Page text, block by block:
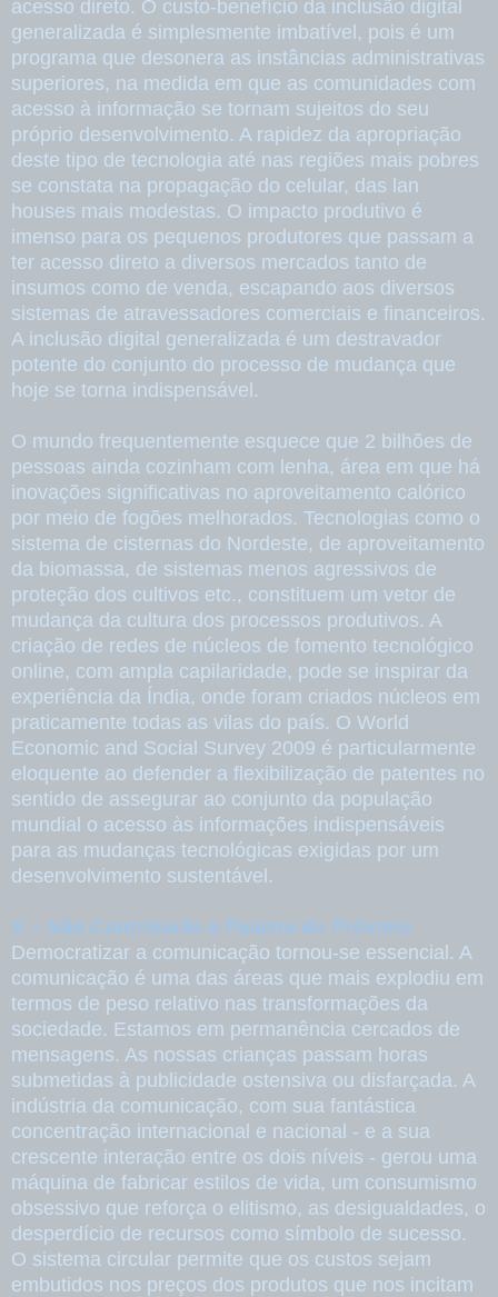
acesso direto. O custo-benefício da inclusão digital
generalizada é simplesmente imbatível, pois é um
programa que desonera as instâncias administrativas
superiores, na medida em que as comunidades com
acesso à informação se tornam sujeitos do seu
próprio desenvolvimento. A rapidez da apropriação
deste tipo de tecnologia até nas regiões mais pobres
se constata na propagação do celular, das lan
houses mais modestas. O impacto produtivo é
imenso para os pequenos produtores que passam a
ter acesso direto a diversos mercados tanto de
insumos como de venda, escapando aos diversos
sistemas de atravessadores comerciais e financeiros.
A inclusão digital generalizada é um destravador
potente do conjunto do processo de mudança que
hoje se torna indispensável.
O mundo frequentemente esquece que 2 bilhões de
pessoas ainda cozinham com lenha, área em que há
inovações significativas no aproveitamento calórico
por meio de fogões melhorados. Tecnologias como o
sistema de cisternas do Nordeste, de aproveitamento
da biomassa, de sistemas menos agressivos de
proteção dos cultivos etc., constituem um vetor de
mudança da cultura dos processos produtivos. A
criação de redes de núcleos de fomento tecnológico
online, com ampla capilaridade, pode se inspirar da
experiência da Índia, onde foram criados núcleos em
praticamente todas as vilas do país. O World
Economic and Social Survey 2009 é particularmente
eloquente ao defender a flexibilização de patentes no
sentido de assegurar ao conjunto da população
mundial o acesso às informações indispensáveis
para as mudanças tecnológicas exigidas por um
desenvolvimento sustentável.
X – Não Controlarás a Palavra do Próximo
Democratizar a comunicação tornou-se essencial. A
comunicação é uma das áreas que mais explodiu em
termos de peso relativo nas transformações da
sociedade. Estamos em permanência cercados de
mensagens. As nossas crianças passam horas
submetidas à publicidade ostensiva ou disfarçada. A
indústria da comunicação, com sua fantástica
concentração internacional e nacional - e a sua
crescente interação entre os dois níveis - gerou uma
máquina de fabricar estilos de vida, um consumismo
obsessivo que reforça o elitismo, as desigualdades, o
desperdício de recursos como símbolo de sucesso.
O sistema circular permite que os custos sejam
embutidos nos preços dos produtos que nos incitam